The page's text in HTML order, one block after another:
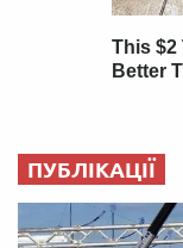
ПУБЛІКАЦІЇ